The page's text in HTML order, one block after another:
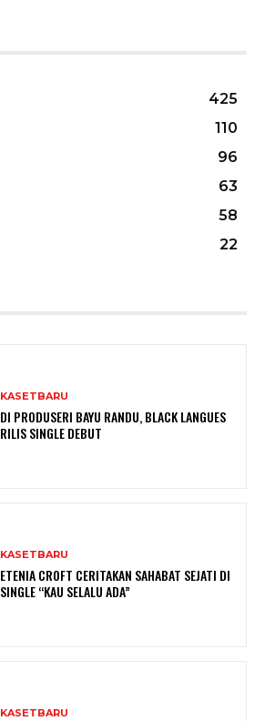
425
110
96
63
58
22
KASETBARU
DI PRODUSERI BAYU RANDU, BLACK LANGUES
RILIS SINGLE DEBUT
KASETBARU
ETENIA CROFT CERITAKAN SAHABAT SEJATI DI
SINGLE “KAU SELALU ADA”
KASETBARU